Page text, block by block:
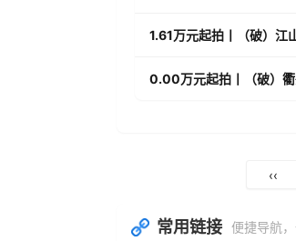
1.61万元起拍丨（破）江
0.00万元起拍丨（破）
‹‹
常用链接 便捷导航